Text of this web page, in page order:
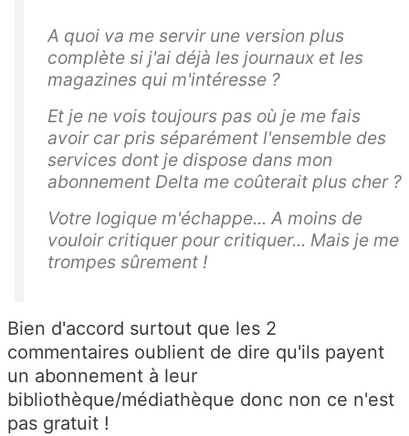
A quoi va me servir une version plus
complète si j'ai déjà les journaux et les
magazines qui m'intéresse ?
Et je ne vois toujours pas où je me fais
avoir car pris séparément l'ensemble des
services dont je dispose dans mon
abonnement Delta me coûterait plus cher ?
Votre logique m'échappe... A moins de
vouloir critiquer pour critiquer... Mais je me
trompes sûrement !
Bien d'accord surtout que les 2
commentaires oublient de dire qu'ils payent
un abonnement à leur
bibliothèque/médiathèque donc non ce n'est
pas gratuit !